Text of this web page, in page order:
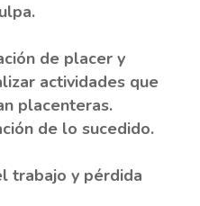
de placer y
actividades que
placenteras.
de lo sucedido.
trabajo y pérdida